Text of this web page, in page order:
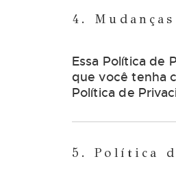
4.
Essa Política de
que você tenha
Política de
5. Política